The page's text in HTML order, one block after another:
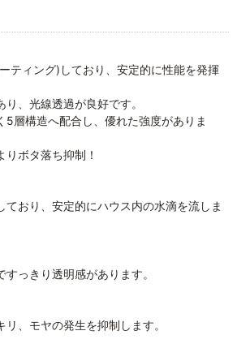
ティング)しており、安定的に性能を発揮
、光線透過が良好です。
5層構造へ配合し、優れた強度がありま
ボタ落ち抑制！
ており、安定的にハウス内の水滴を流しま
っきり透明感があります。
、モヤの発生を抑制します。